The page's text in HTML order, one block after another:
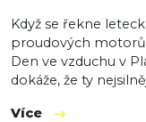
Když se řekne
proudových
Den ve vzduchu v
dokáže, že ty
Více